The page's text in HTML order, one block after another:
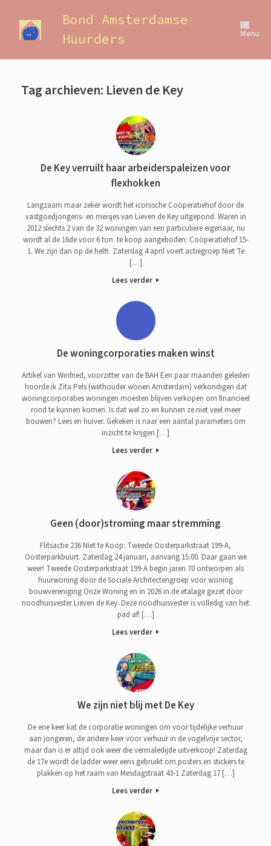
inhoud
Bond Amsterdamse
Huurders
Menu
Tag archieven: Lieven de Key
De Key verruilt haar arbeiderspaleizen voor
flexhokken
Langzaam maar zeker wordt het iconische Coöperatiehof door de
vastgoedjongens- en meisjes van Lieven de Key uitgepond. Waren in
2012 slechts 2 van de 32 woningen van een particuliere eigenaar, nu
wordt al de 16de voor 6 ton te koop aangeboden: Coöperatiehof 15-
1. We zijn dan op de helft. Zaterdag 4 april voert actiegroep Niet Te
[…]
Lees verder
De woningcorporaties maken winst
Artikel van Winfried, voorzitter van de BAH Een paar maanden geleden
hoorde ik Zita Pels (wethouder wonen Amsterdam) verkondigen dat
woningcorporaties woningen moesten blijven verkopen om financieel
rond te kunnen komen. Is dat wel zo en kunnen ze niet veel meer
bouwen? Lees en huiver. Gekeken is naar een aantal parameters om
inzicht te krijgen […]
Lees verder
Geen (door)stroming maar stremming
Flitsactie 236 Niet te Koop: Tweede Oosterparkstraat 199-A,
Oosterparkbuurt. Zaterdag 24 januari, aanvang 15.00. Daar gaan we
weer! Tweede Oosterparkstraat 199-A begin jaren 70 ontworpen als
huurwoning door de Sociale Architectengroep voor woning
bouwvereniging Onze Woning en in 2026 in de etalage gezet door
noodhuisvester Lieven de Key. Deze noodhuisvester is volledig van het
pad af! […]
Lees verder
We zijn niet blij met De Key
De ene keer kat de corporatie woningen om voor tijdelijke verhuur
aan jongeren, de andere keer voor verhuur in de vogelvrije sector,
maar dan is er altijd ook weer die vermaledijde uitverkoop! Zaterdag
de 17e wordt de ladder weer eens gebruikt om posters en stickers te
plakken op het raam van Mesdagstraat 43-1 Zaterdag 17 […]
Lees verder